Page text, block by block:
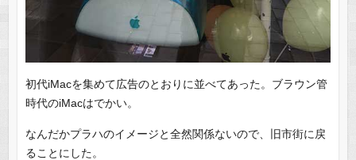
初代iMacを集めて広告のとおりに並べてあった。ブラウン管
時代のiMacはでかい。
なんだかプラハのイメージと全然関係ないので、旧市街に戻
ることにした。